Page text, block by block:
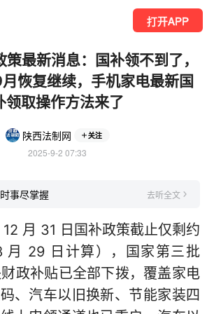
打开APP
最新消息：国补领不到了，
恢复继续，手机家电最新国
领取操作方法来了
陕西法制网 关注
2025-9-2 07:33
事尽掌握 去听全文
月 31 日国补政策截止仅剩约
月 29 日计算），国家第三批
政补贴已全部下拨，覆盖家电
、汽车以旧换新、节能家装四